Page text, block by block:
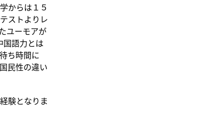
からは１５
ストよりレ
ユーモアが
国語力とは
ち時間に
民性の違い
験となりま